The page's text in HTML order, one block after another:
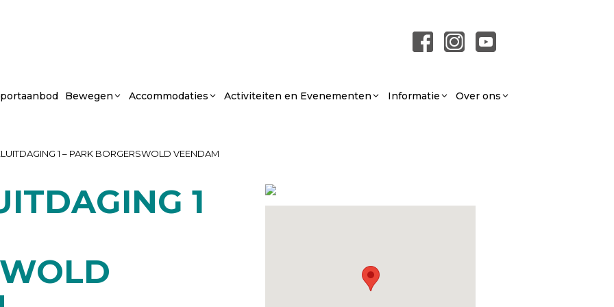
Bewegen Accommodaties Activiteiten en Evenementen Informatie Over ons
1 – PARK BORGERSWOLD VEENDAM
1